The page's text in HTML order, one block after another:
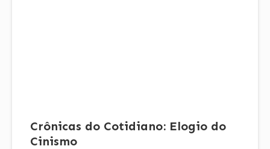
Crônicas do Cotidiano: Elogio do
Cinismo